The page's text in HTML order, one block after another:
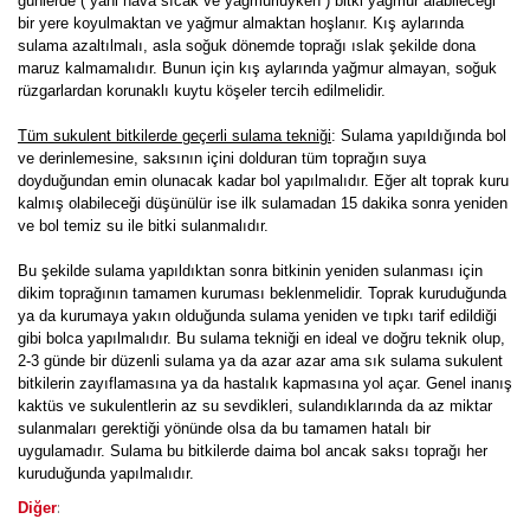
bir yere koyulmaktan ve yağmur almaktan hoşlanır. Kış aylarında
sulama azaltılmalı, asla soğuk dönemde toprağı ıslak şekilde dona
maruz kalmamalıdır. Bunun için kış aylarında yağmur almayan, soğuk
rüzgarlardan korunaklı kuytu köşeler tercih edilmelidir.
Tüm sukulent bitkilerde geçerli sulama tekniği: Sulama yapıldığında bol
ve derinlemesine, saksının içini dolduran tüm toprağın suya
doyduğundan emin olunacak kadar bol yapılmalıdır. Eğer alt toprak kuru
kalmış olabileceği düşünülür ise ilk sulamadan 15 dakika sonra yeniden
ve bol temiz su ile bitki sulanmalıdır.
Bu şekilde sulama yapıldıktan sonra bitkinin yeniden sulanması için
dikim toprağının tamamen kuruması beklenmelidir. Toprak kuruduğunda
ya da kurumaya yakın olduğunda sulama yeniden ve tıpkı tarif edildiği
gibi bolca yapılmalıdır. Bu sulama tekniği en ideal ve doğru teknik olup,
2-3 günde bir düzenli sulama ya da azar azar ama sık sulama sukulent
bitkilerin zayıflamasına ya da hastalık kapmasına yol açar. Genel inanış
kaktüs ve sukulentlerin az su sevdikleri, sulandıklarında da az miktar
sulanmaları gerektiği yönünde olsa da bu tamamen hatalı bir
uygulamadır. Sulama bu bitkilerde daima bol ancak saksı toprağı her
kuruduğunda yapılmalıdır.
Diğer: